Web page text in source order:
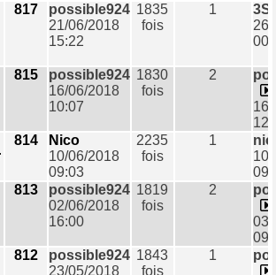
817
possible924
21/06/2018
15:22
1835
fois
1
26/
815
possible924
16/06/2018
10:07
1830
fois
2
16/
814
Nico
10/06/2018
09:03
2235
fois
1
10/
813
possible924
02/06/2018
16:00
1819
fois
2
03/
812
possible924
23/05/2018
1843
fois
1